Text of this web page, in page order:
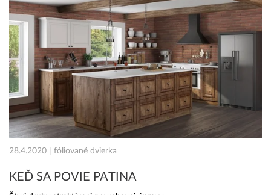
28.4.2020 | fóliované dvierka
KEĎ SA POVIE PATINA